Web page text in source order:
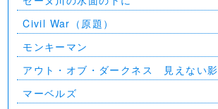
Civil War（原題）
モンキーマン
アウト・オブ・ダークネス 見えない影
マーベルズ